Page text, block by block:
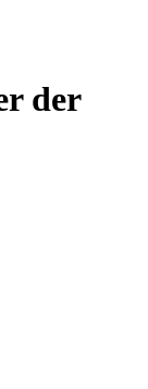
der